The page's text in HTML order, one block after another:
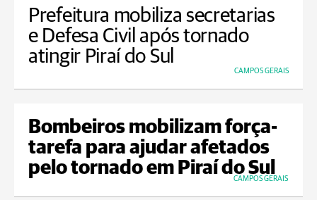
Prefeitura mobiliza secretarias
e Defesa Civil após tornado
atingir Piraí do Sul
CAMPOS GERAIS
Bombeiros mobilizam força-
tarefa para ajudar afetados
pelo tornado em Piraí do Sul
CAMPOS GERAIS